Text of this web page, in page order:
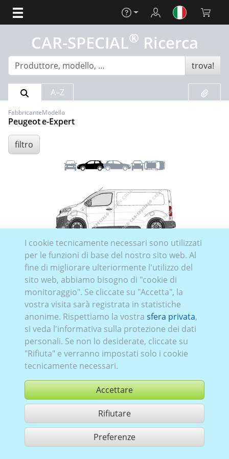
Aiuto Login Carrello
CAR-SPECIAL® Ricerca
trova!
Risultato della ricerca
A–Z
Fabbricante
Peugeot
Modello
e-Expert
filtro
Anteriore
SinistraDestraPosteriore
Tetto
Peug_557 (2D/3D):Serie 3,elettrico puro,attuale (a
partire da 2020),1 ,porte posteriori a battenti, Vetrata
Sinistralamierato , Destralamierato, Posteriore
vetrato
comprare
condividi 1 risultati di ricerca
I cookie tecnicamente necessari sono utilizzati
per le funzioni di base del nostro sito web. Al
fine di migliorare ulteriormente l'utilizzo del
sito web, abbiamo bisogno di "cookie di
monitoraggio". Se cliccate su "Accetta", la
vostra visita sarà registrata in statistiche
anonime. Rispettiamo la vostra sfera privata,
si veda l'informativa sulla protezione dei dati
personali. Se non lo desiderate, cliccate su
"Rifiuta" e verranno impostati solo i cookie
tecnicamente necessari.
Accettare
Rifiutare
Preferenze